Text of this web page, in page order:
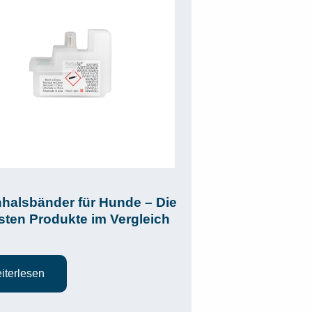
für Hunde – Die
Produkte im Vergleich